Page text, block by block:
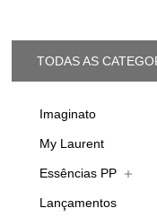
TODAS AS
Imaginato
My Laurent
Essências PP
Lançamentos